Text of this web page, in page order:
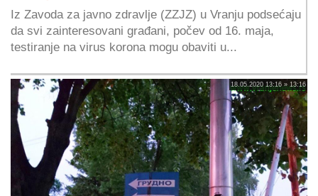
Iz Zavoda za javno zdravlje (ZZJZ) u Vranju podsećaju
da svi zainteresovani građani, počev od 16. maja,
testiranje na virus korona mogu obaviti u...
18.05.2020 13:16 » 13:16